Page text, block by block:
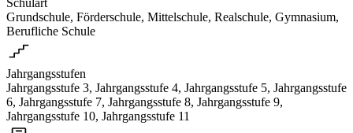
Grundschule, Förderschule, Mittelschule, Realschule, Gymnasium,
Berufliche Schule
Jahrgangsstufen
Jahrgangsstufe 3, Jahrgangsstufe 4, Jahrgangsstufe 5, Jahrgangsstufe
6, Jahrgangsstufe 7, Jahrgangsstufe 8, Jahrgangsstufe 9,
Jahrgangsstufe 10, Jahrgangsstufe 11